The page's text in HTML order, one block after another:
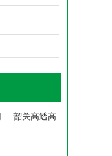
韶关高透高